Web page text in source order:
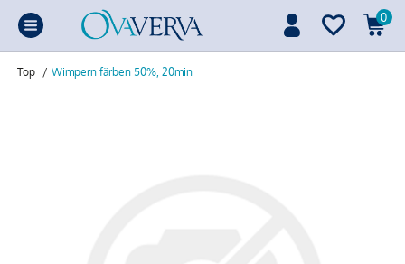
0
Top / Wimpern färben 50%, 20min